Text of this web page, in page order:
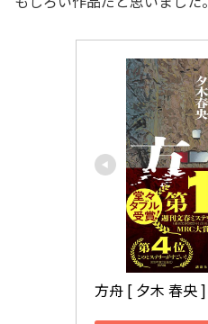
方舟 [ 夕木 春央 ]